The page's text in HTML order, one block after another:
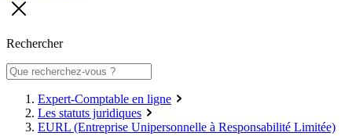
Rechercher
Expert-Comptable en ligne
Les statuts juridiques
EURL (Entreprise Unipersonnelle à Responsabilité Limitée)